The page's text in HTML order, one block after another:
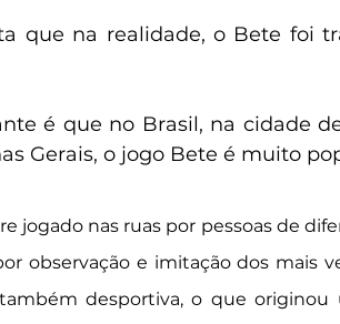
que na realidade, o Bete foi
é que no Brasil, na cidade
Gerais, o jogo Bete é muito
jogado nas ruas por pessoas de
observação e imitação dos mais
desportiva, o que